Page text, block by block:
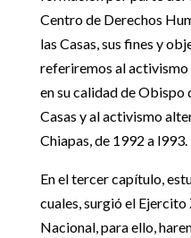
Centro de Derechos
las Casas, sus fines y
referiremos al activismo
en su calidad de Obispo
Casas y al activismo
Chiapas, de 1992 a l993.
En el tercer capítulo,
cuales, surgió el
Nacional, para ello,